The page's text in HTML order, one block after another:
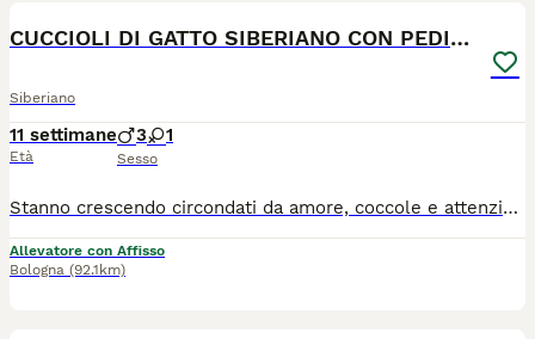
CUCCIOLI DI GATTO SIBERIANO CON PEDIGREE ENFI
Siberiano
11 settimane
Età
3 1
Sesso
Stanno crescendo circondati da amore, coccole e attenzioni, e ora iniziano a cercare la loro famiglia per la vita. ❤️ I nostri splendidi cuccioli Siberiani provengono da genitori entrambi con pedigree ENFI, testati FIV e FeLV negativi ed esenti da patologie genetiche cardiache. ✨ Carattere dolce e affettuoso ✨ Cresciuti in famiglia a stretto contatto con persone e bambini ✨ Abituati alla lettiera e al tiragraffi ✨ Pedigree ENFI ✨ Libretto sanitario ✨ Vaccinazioni e sverminazioni eseguite ✨ Contratto di cessione e garanzie sanitarie ✨ Kit di benvenuto cucciolo Il gatto Siberiano è una razza meravigliosa: intelligente, equilibrata, molto legata alla famiglia e adatta alla vita domestica. 📍 Visibili presso l’Allevamento “Fusa delle Nevi” con i genitori. Per chi non fosse della zona possibilità di conoscere cuccioli e genitori in videochiamata e possibilità di consegna . Se state cercando un compagno speciale che vi accompagni per tanti anni, potreste averlo appena trovato. 🐱❤️ I cuccioli non sono né in regalo né in adozione , cortesemente contattare solo se realmente interessati .
Allevatore con Affisso
Bologna (92.1km)